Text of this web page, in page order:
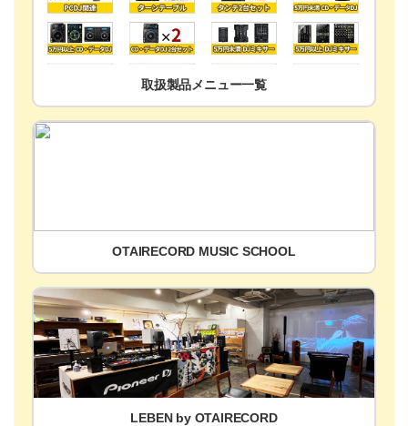
取扱製品メニュー一覧
OTAIRECORD MUSIC SCHOOL
LEBEN by OTAIRECORD